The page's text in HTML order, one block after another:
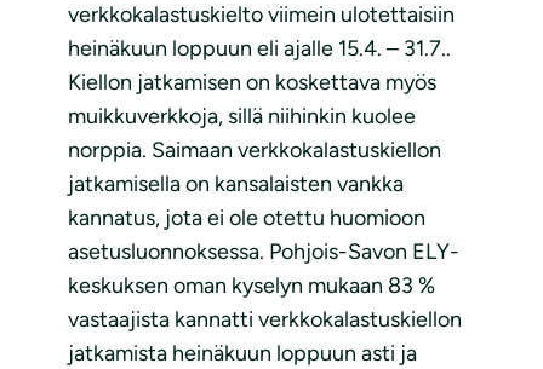
verkkokalastuskielto viimein ulotettaisiin
heinäkuun loppuun eli ajalle 15.4. – 31.7..
Kiellon jatkamisen on koskettava myös
muikkuverkkoja, sillä niihinkin kuolee
norppia. Saimaan verkkokalastuskiellon
jatkamisella on kansalaisten vankka
kannatus, jota ei ole otettu huomioon
asetusluonnoksessa. Pohjois-Savon ELY-
keskuksen oman kyselyn mukaan 83 %
vastaajista kannatti verkkokalastuskiellon
jatkamista heinäkuun loppuun asti ja